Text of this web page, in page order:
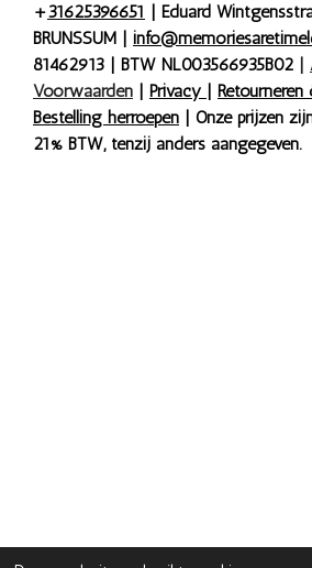
+31625396651
| Eduard
BRUNSSUM |
81462913 | BTW NL003566935B02
Voorwaarden
Privacy
Bestelling herroepen | Onze prijzen
21% BTW, tenzij anders aangegeven.